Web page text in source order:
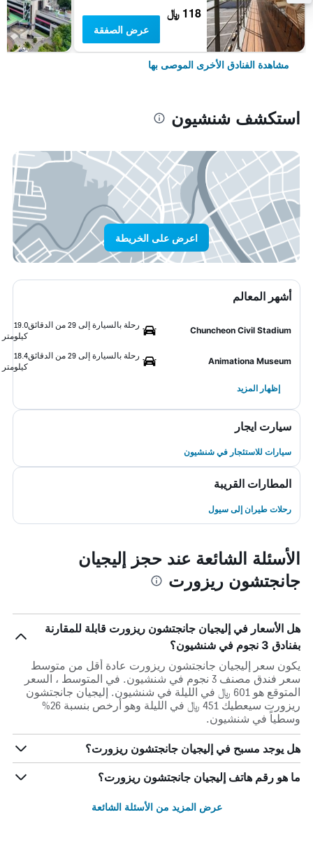
118 ﷼
عرض الصفقة
مشاهدة الفنادق الأخرى الموصى بها
استكشف شنشيون
اعرض على الخريطة
أشهر المعالم
Chuncheon Civil Stadium
رحلة بالسيارة إلى 29 من الدقائق
19.0
كيلومتر
Animationa Museum
رحلة بالسيارة إلى 29 من الدقائق
18.4
كيلومتر
إظهار المزيد
سيارت ايجار
سيارات للاستئجار في شنشيون
المطارات القريبة
رحلات طيران إلى سيول
الأسئلة الشائعة عند حجز إليجيان
جانجتشون ريزورت
هل الأسعار في إليجيان جانجتشون ريزورت قابلة للمقارنة
بفنادق 3 نجوم في شنشيون؟
يكون سعر إليجيان جانجتشون ريزورت عادة أقل من متوسط ​​
سعر فندق مصنف 3 نجوم في شنشيون. في المتوسط ، السعر
المتوقع هو 601 ﷼ في الليلة في شنشيون. إليجيان جانجتشون
ريزورت سيعطيك 451 ﷼ في الليلة وهو أرخص بنسبة 26%
وسطياً في شنشيون.
هل يوجد مسبح في إليجيان جانجتشون ريزورت؟
ما هو رقم هاتف إليجيان جانجتشون ريزورت؟
عرض المزيد من الأسئلة الشائعة